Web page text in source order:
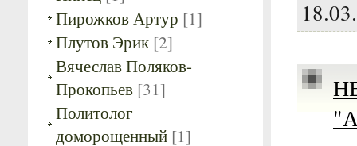
Пирожков Артур [1]
Плутов Эрик [2]
Вячеслав Поляков-
Прокопьев [31]
Политолог
доморощенный [1]